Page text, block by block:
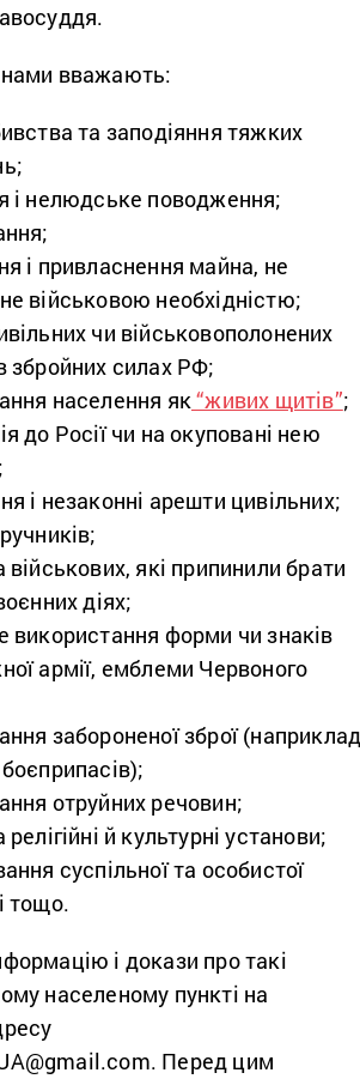
вважають:
та заподіяння тяжких
і нелюдське поводження;
і привласнення майна, не
військовою необхідністю;
чи військовополонених
збройних силах РФ;
населення як “живих щитів”;
до Росії чи на окуповані нею
і незаконні арешти цивільних;
військових, які припинили брати
діях;
використання форми чи знаків
армії, емблеми Червоного
забороненої зброї
отруйних речовин;
й культурні установи;
суспільної та особистої
тощо.
і докази про такі
населеному пункті на
Перед цим